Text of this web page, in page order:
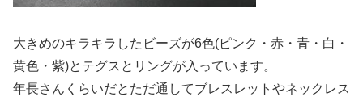
大きめのキラキラしたビーズが6色(ピンク・赤・青・白・
黄色・紫)とテグスとリングが入っています。
年長さんくらいだとただ通してブレスレットやネックレス